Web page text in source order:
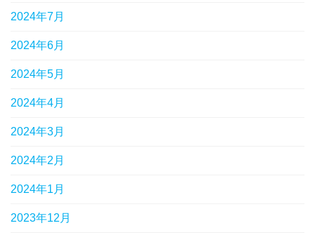
2024年7月
2024年6月
2024年5月
2024年4月
2024年3月
2024年2月
2024年1月
2023年12月